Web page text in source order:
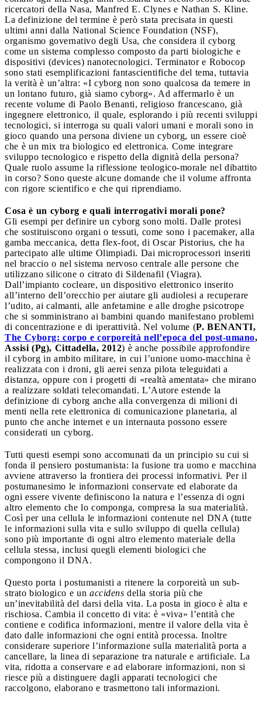
ricercatori della Nasa, Manfred E. Clynes e Nathan S. Kline.
La definizione del termine è però stata precisata in questi
ultimi anni dalla National Science Foundation (NSF),
organismo governativo degli Usa, che considera il cyborg
come un sistema complesso composto da parti biologiche e
dispositivi (devices) nanotecnologici. Terminator e Robocop
sono stati esemplificazioni fantascientifiche del tema, tuttavia
la verità è un’altra: «I cyborg non sono qualcosa da temere in
un lontano futuro, già siamo cyborg». Ad affermarlo è un
recente volume di Paolo Benanti, religioso francescano, già
ingegnere elettronico, il quale, esplorando i più recenti sviluppi
tecnologici, si interroga su quali valori umani e morali sono in
gioco quando una persona diviene un cyborg, un essere cioè
che è un mix tra biologico ed elettronica. Come integrare
sviluppo tecnologico e rispetto della dignità della persona?
Quale ruolo assume la riflessione teologico-morale nel dibattito
in corso? Sono queste alcune domande che il volume affronta
con rigore scientifico e che qui riprendiamo.
Cosa è un cyborg e quali interrogativi morali pone?
Gli esempi per definire un cyborg sono molti. Dalle protesi
che sostituiscono organi o tessuti, come sono i pacemaker, alla
gamba meccanica, detta flex-foot, di Oscar Pistorius, che ha
partecipato alle ultime Olimpiadi. Dai microprocessori inseriti
nel braccio o nel sistema nervoso centrale alle persone che
utilizzano silicone o citrato di Sildenafil (Viagra).
Dall’impianto cocleare, un dispositivo elettronico inserito
all’interno dell’orecchio per aiutare gli audiolesi a recuperare
l’udito, ai calmanti, alle anfetamine e alle droghe psicotrope
che si somministrano ai bambini quando manifestano problemi
di concentrazione e di iperattività. Nel volume (P. BENANTI,
The Cyborg: corpo e corporeità nell’epoca del post-umano,
Assisi (Pg), Cittadella, 2012) è anche possibile approfondire
il cyborg in ambito militare, in cui l’unione uomo-macchina è
realizzata con i droni, gli aerei senza pilota teleguidati a
distanza, oppure con i progetti di «realtà amentata» che mirano
a realizzare soldati telecomandati. L’Autore estende la
definizione di cyborg anche alla convergenza di milioni di
menti nella rete elettronica di comunicazione planetaria, al
punto che anche internet e un internauta possono essere
considerati un cyborg.
Tutti questi esempi sono accomunati da un principio su cui si
fonda il pensiero postumanista: la fusione tra uomo e macchina
avviene attraverso la frontiera dei processi informativi. Per il
postumanesimo le informazioni conservate ed elaborate da
ogni essere vivente definiscono la natura e l’essenza di ogni
altro elemento che lo componga, compresa la sua materialità.
Così per una cellula le informazioni contenute nel DNA (tutte
le informazioni sulla vita e sullo sviluppo di quella cellula)
sono più importante di ogni altro elemento materiale della
cellula stessa, inclusi quegli elementi biologici che
compongono il DNA.
Questo porta i postumanisti a ritenere la corporeità un sub-
strato biologico e un accidens della storia più che
un’inevitabilità del darsi della vita. La posta in gioco è alta e
rischiosa. Cambia il concetto di vita: è «viva» l’entità che
contiene e codifica informazioni, mentre il valore della vita è
dato dalle informazioni che ogni entità processa. Inoltre
considerare superiore l’informazione sulla materialità porta a
cancellare, la linea di separazione tra naturale e artificiale. La
vita, ridotta a conservare e ad elaborare informazioni, non si
riesce più a distinguere dagli apparati tecnologici che
raccolgono, elaborano e trasmettono tali informazioni.